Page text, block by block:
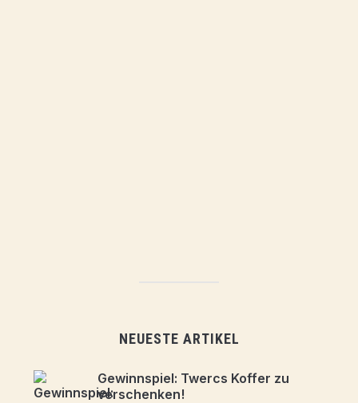
NEUESTE ARTIKEL
Gewinnspiel: Twercs Koffer zu
verschenken!